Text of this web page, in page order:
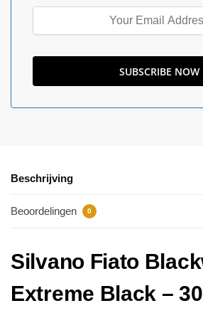
Beschrijving
Beoordelingen 0
Silvano Fiato
Extreme Black –